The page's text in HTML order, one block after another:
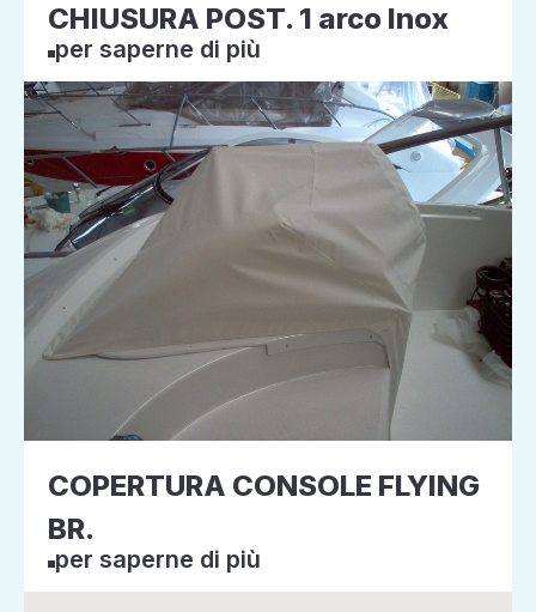
CHIUSURA POST. 1 arco Inox
per saperne di più
COPERTURA CONSOLE FLYING
BR.
per saperne di più